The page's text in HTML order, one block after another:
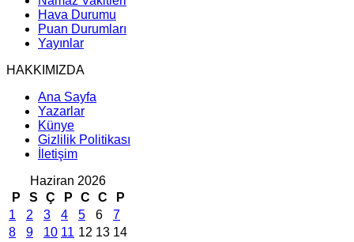
Hava Durumu
Puan Durumları
Yayınlar
HAKKIMIZDA
Ana Sayfa
Yazarlar
Künye
Gizlilik Politikası
İletişim
Haziran 2026
P
S Ç P C C
P
1
2 3 4 5 6
7
8
9 10 11 12 13 14